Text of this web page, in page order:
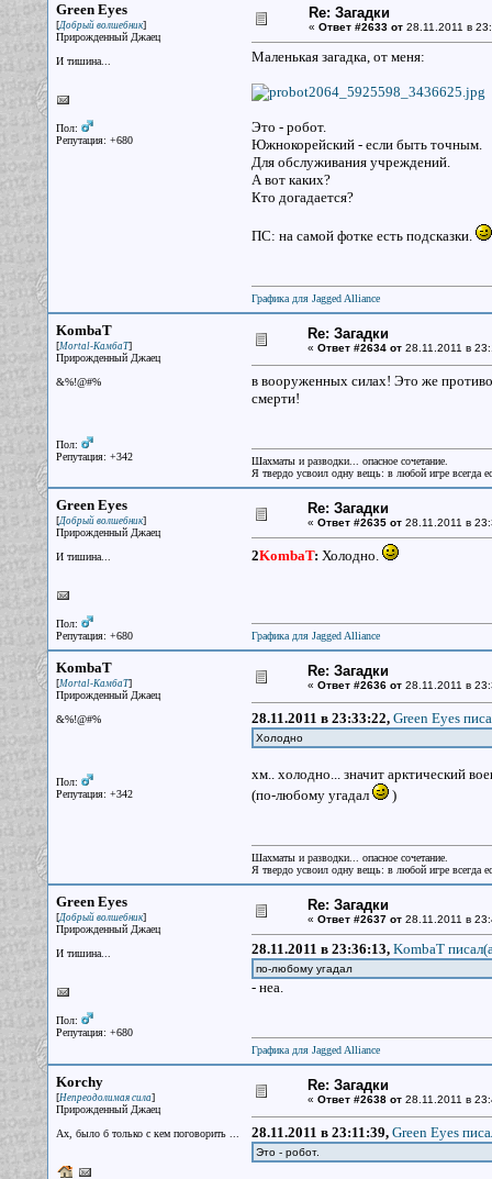
Green Eyes
[Добрый волшебник]
Прирожденный Джаец
И тишина...
Пол:
Репутация: +680
Re: Загадки
« Ответ #2633 от28.11.2011 в
Маленькая загадка, от меня:
Это - робот.
Южнокорейский - если быть точным.
Для обслуживания учреждений.
А вот каких?
Кто догадается?
ПС: на самой фотке есть подсказки.
Графика для Jagged Alliance
KombaT
[Mortal-КамбаТ]
Прирожденный Джаец
&%!@#%
Пол:
Репутация: +342
Re: Загадки
« Ответ #2634 от28.11.2011 в
в вооруженных силах! Это же
смерти!
Шахматы и разводки... опасное сочетание.
Я твердо усвоил одну вещь: в любой игре всегда
Green Eyes
[Добрый волшебник]
Прирожденный Джаец
И тишина...
Пол:
Репутация: +680
Re: Загадки
« Ответ #2635 от28.11.2011 в
2KombaT: Холодно.
Графика для Jagged Alliance
KombaT
[Mortal-КамбаТ]
Прирожденный Джаец
&%!@#%
Пол:
Репутация: +342
Re: Загадки
« Ответ #2636 от28.11.2011 в
28.11.2011 в 23:33:22, Green Eyes
Холодно
хм.. холодно... значит арктический
(по-любому угадал
)
Шахматы и разводки... опасное сочетание.
Я твердо усвоил одну вещь: в любой игре всегда
Green Eyes
[Добрый волшебник]
Прирожденный Джаец
И тишина...
Пол:
Репутация: +680
Re: Загадки
« Ответ #2637 от28.11.2011 в
28.11.2011 в 23:36:13, KombaT
по-любому угадал
- неа.
Графика для Jagged Alliance
Korchy
[Непреодолимая сила]
Прирожденный Джаец
Ах, было б только с кем поговорить ...
Re: Загадки
« Ответ #2638 от28.11.2011 в
28.11.2011 в 23:11:39, Green Eyes
Это - робот.